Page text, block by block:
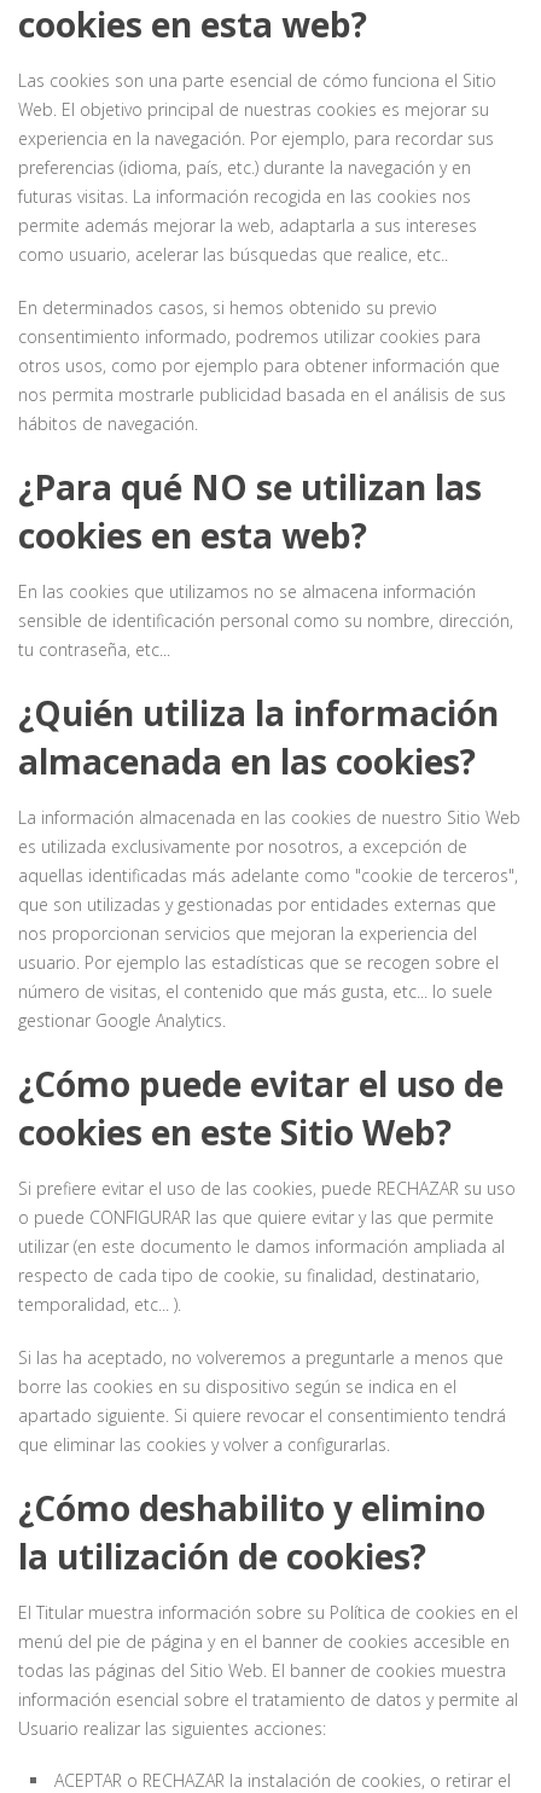
cookies en esta web?
Las cookies son una parte esencial de cómo funciona el Sitio
Web. El objetivo principal de nuestras cookies es mejorar su
experiencia en la navegación. Por ejemplo, para recordar sus
preferencias (idioma, país, etc.) durante la navegación y en
futuras visitas. La información recogida en las cookies nos
permite además mejorar la web, adaptarla a sus intereses
como usuario, acelerar las búsquedas que realice, etc..
En determinados casos, si hemos obtenido su previo
consentimiento informado, podremos utilizar cookies para
otros usos, como por ejemplo para obtener información que
nos permita mostrarle publicidad basada en el análisis de sus
hábitos de navegación.
¿Para qué NO se utilizan las
cookies en esta web?
En las cookies que utilizamos no se almacena información
sensible de identificación personal como su nombre, dirección,
tu contraseña, etc...
¿Quién utiliza la información
almacenada en las cookies?
La información almacenada en las cookies de nuestro Sitio Web
es utilizada exclusivamente por nosotros, a excepción de
aquellas identificadas más adelante como "cookie de terceros",
que son utilizadas y gestionadas por entidades externas que
nos proporcionan servicios que mejoran la experiencia del
usuario. Por ejemplo las estadísticas que se recogen sobre el
número de visitas, el contenido que más gusta, etc... lo suele
gestionar Google Analytics.
¿Cómo puede evitar el uso de
cookies en este Sitio Web?
Si prefiere evitar el uso de las cookies, puede RECHAZAR su uso
o puede CONFIGURAR las que quiere evitar y las que permite
utilizar (en este documento le damos información ampliada al
respecto de cada tipo de cookie, su finalidad, destinatario,
temporalidad, etc... ).
Si las ha aceptado, no volveremos a preguntarle a menos que
borre las cookies en su dispositivo según se indica en el
apartado siguiente. Si quiere revocar el consentimiento tendrá
que eliminar las cookies y volver a configurarlas.
¿Cómo deshabilito y elimino
la utilización de cookies?
El Titular muestra información sobre su Política de cookies en el
menú del pie de página y en el banner de cookies accesible en
todas las páginas del Sitio Web. El banner de cookies muestra
información esencial sobre el tratamiento de datos y permite al
Usuario realizar las siguientes acciones:
ACEPTAR o RECHAZAR la instalación de cookies, o retirar el